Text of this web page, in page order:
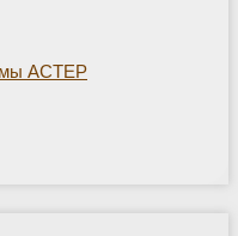
АСТЕР